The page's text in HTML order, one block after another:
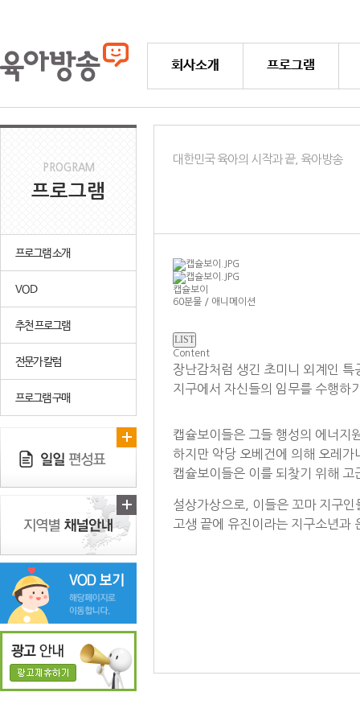
회사소개 프로그램
PROGRAM
프로그램
프로그램 소개
VOD
추천 프로그램
전문가 칼럼
프로그램 구매
대한민국 육아의 시작과 끝, 육아방송
캡슐보이
60분물 / 애니메이션
Content
장난감처럼 생긴 초미니 외계인 특
지구에서 자신들의 임무를 수행하
캡슐보이들은 그들 행성의 에너지
하지만 악당 오베건에 의해 오레
캡슐보이들은 이를 되찾기 위해
설상가상으로, 이들은 꼬마 지구
고생 끝에 유진이라는 지구소년과